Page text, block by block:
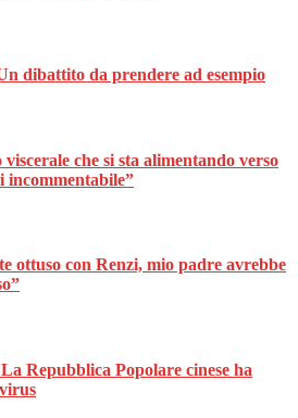
dibattito da prendere ad esempio
che si sta alimentando verso
incommentabile”
ottuso con Renzi, mio padre avrebbe
Repubblica Popolare cinese ha